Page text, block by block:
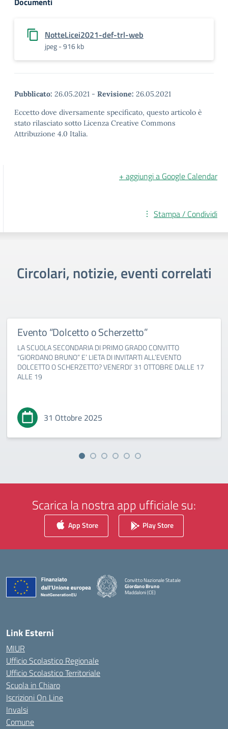
NotteLicei2021-def-trl-web
jpeg - 916 kb
Pubblicato: 26.05.2021 - Revisione: 26.05.2021
Eccetto dove diversamente specificato, questo articolo è
stato rilasciato sotto Licenza Creative Commons
Attribuzione 4.0 Italia.
+ aggiungi a Google Calendar
Stampa / Condividi
Circolari, notizie, eventi correlati
Evento “Dolcetto o Scherzetto”
LA SCUOLA SECONDARIA DI PRIMO GRADO CONVITTO
“GIORDANO BRUNO” E’ LIETA DI INVITARTI ALL’EVENTO
DOLCETTO O SCHERZETTO? VENERDI’ 31 OTTOBRE DALLE 17
ALLE 19
31 Ottobre 2025
Scarica la nostra app ufficiale su:
App Store Play Store
Convitto Nazionale Statale
Giordano Bruno
Maddaloni (CE)
Link Esterni
MIUR
Ufficio Scolastico Regionale
Ufficio Scolastico Territoriale
Scuola in Chiaro
Iscrizioni On Line
Invalsi
Comune